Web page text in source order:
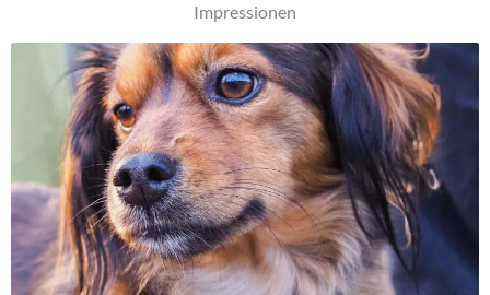
Impressionen